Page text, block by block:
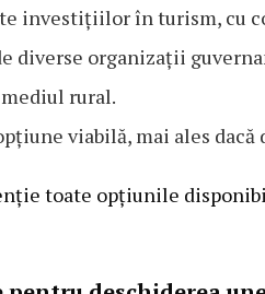
investițiilor în turism, cu
diverse organizații
rural.
viabilă, mai ales
toate opțiunile